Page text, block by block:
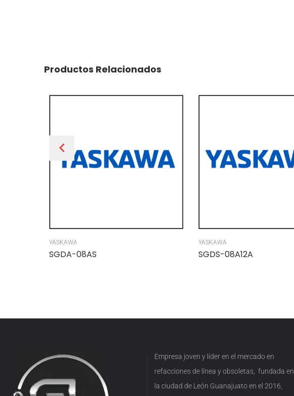
Productos Relacionados
YASKAWA
SGDA-08AS
YASKAWA
SGDS-08A12A
Empresa joven y líder en el mercado en
refacciones de línea y obsoletas, fundada en
la ciudad de León Guanajuato en el 2016,